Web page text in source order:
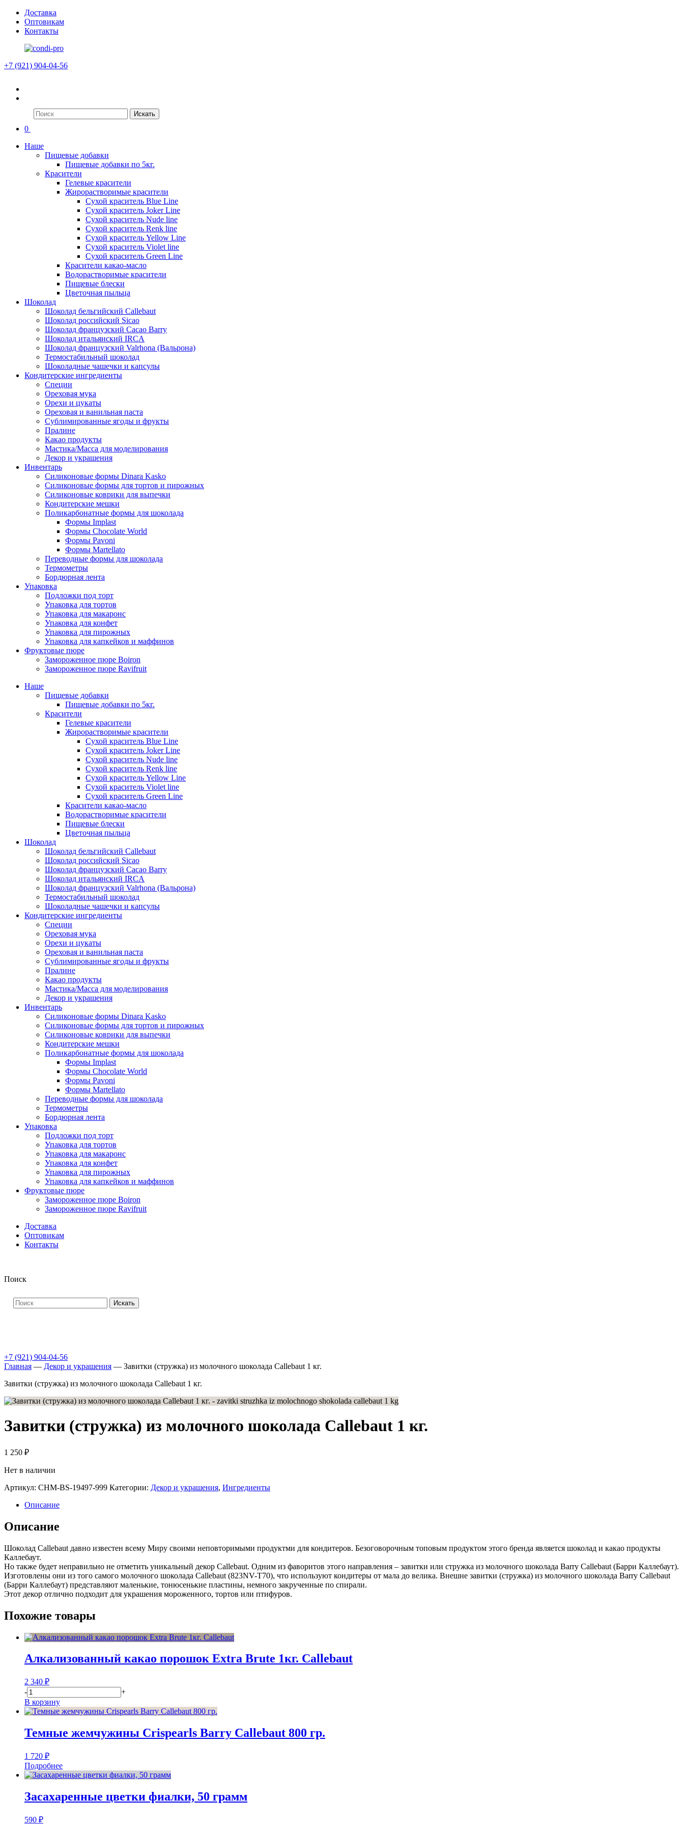
Доставка
Оптовикам
Контакты
+7 (921) 904-04-56
Искать
0
Наше
Пищевые добавки
Пищевые добавки по 5кг.
Красители
Гелевые красители
Жирорастворимые красители
Сухой краситель Blue Line
Сухой краситель Joker Line
Сухой краситель Nude line
Сухой краситель Renk line
Сухой краситель Yellow Line
Сухой краситель Violet line
Сухой краситель Green Line
Красители какао-масло
Водорастворимые красители
Пищевые блески
Цветочная пыльца
Шоколад
Шоколад бельгийский Callebaut
Шоколад российский Sicao
Шоколад французский Cacao Barry
Шоколад итальянский IRCA
Шоколад французский Valrhona (Вальрона)
Термостабильный шоколад
Шоколадные чашечки и капсулы
Кондитерские ингредиенты
Специи
Ореховая мука
Орехи и цукаты
Ореховая и ванильная паста
Сублимированные ягоды и фрукты
Пралине
Какао продукты
Мастика/Масса для моделирования
Декор и украшения
Инвентарь
Силиконовые формы Dinara Kasko
Силиконовые формы для тортов и пирожных
Силиконовые коврики для выпечки
Кондитерские мешки
Поликарбонатные формы для шоколада
Формы Implast
Формы Chocolate World
Формы Pavoni
Формы Martellato
Переводные формы для шоколада
Термометры
Бордюрная лента
Упаковка
Подложки под торт
Упаковка для тортов
Упаковка для макаронс
Упаковка для конфет
Упаковка для пирожных
Упаковка для капкейков и маффинов
Фруктовые пюре
Замороженное пюре Boiron
Замороженное пюре Ravifruit
Наше
Пищевые добавки
Пищевые добавки по 5кг.
Красители
Гелевые красители
Жирорастворимые красители
Сухой краситель Blue Line
Сухой краситель Joker Line
Сухой краситель Nude line
Сухой краситель Renk line
Сухой краситель Yellow Line
Сухой краситель Violet line
Сухой краситель Green Line
Красители какао-масло
Водорастворимые красители
Пищевые блески
Цветочная пыльца
Шоколад
Шоколад бельгийский Callebaut
Шоколад российский Sicao
Шоколад французский Cacao Barry
Шоколад итальянский IRCA
Шоколад французский Valrhona (Вальрона)
Термостабильный шоколад
Шоколадные чашечки и капсулы
Кондитерские ингредиенты
Специи
Ореховая мука
Орехи и цукаты
Ореховая и ванильная паста
Сублимированные ягоды и фрукты
Пралине
Какао продукты
Мастика/Масса для моделирования
Декор и украшения
Инвентарь
Силиконовые формы Dinara Kasko
Силиконовые формы для тортов и пирожных
Силиконовые коврики для выпечки
Кондитерские мешки
Поликарбонатные формы для шоколада
Формы Implast
Формы Chocolate World
Формы Pavoni
Формы Martellato
Переводные формы для шоколада
Термометры
Бордюрная лента
Упаковка
Подложки под торт
Упаковка для тортов
Упаковка для макаронс
Упаковка для конфет
Упаковка для пирожных
Упаковка для капкейков и маффинов
Фруктовые пюре
Замороженное пюре Boiron
Замороженное пюре Ravifruit
Доставка
Оптовикам
Контакты
Поиск
Искать
+7 (921) 904-04-56
Главная — Декор и украшения — Завитки (стружка) из молочного шоколада Callebaut 1 кг.
Завитки (стружка) из молочного шоколада Callebaut 1 кг.
Завитки (стружка) из молочного шоколада Callebaut 1 кг.
1 250 ₽
Нет в наличии
Артикул: CHM-BS-19497-999 Категории: Декор и украшения, Ингредиенты
Описание
Описание
Шоколад Callebaut давно известен всему Миру своими неповторимыми продуктми для кондитеров. Безоговорочным топовым продуктом этого бренда является шоколад и какао продукты
Каллебаут.
Но также будет неправильно не отметить уникальный декор Callebaut. Одним из фаворитов этого направления – завитки или стружка из молочного шоколада Barry Callebaut (Барри Каллебаут).
Изготовлены они из того самого молочного шоколада Callebaut (823NV-T70), что используют кондитеры от мала до велика. Внешне завитки (стружка) из молочного шоколада Barry Callebaut
(Барри Каллебаут) представляют маленькие, тонюсенькие пластины, немного закрученные по спирали.
Этот декор отлично подходит для украшения мороженного, тортов или птифуров.
Похожие товары
Алкализованный какао порошок Extra Brute 1кг. Callebaut
2 340 ₽
-
+
В корзину
Темные жемчужины Crispearls Barry Callebaut 800 гр.
1 720 ₽
Подробнее
Засахаренные цветки фиалки, 50 грамм
590 ₽